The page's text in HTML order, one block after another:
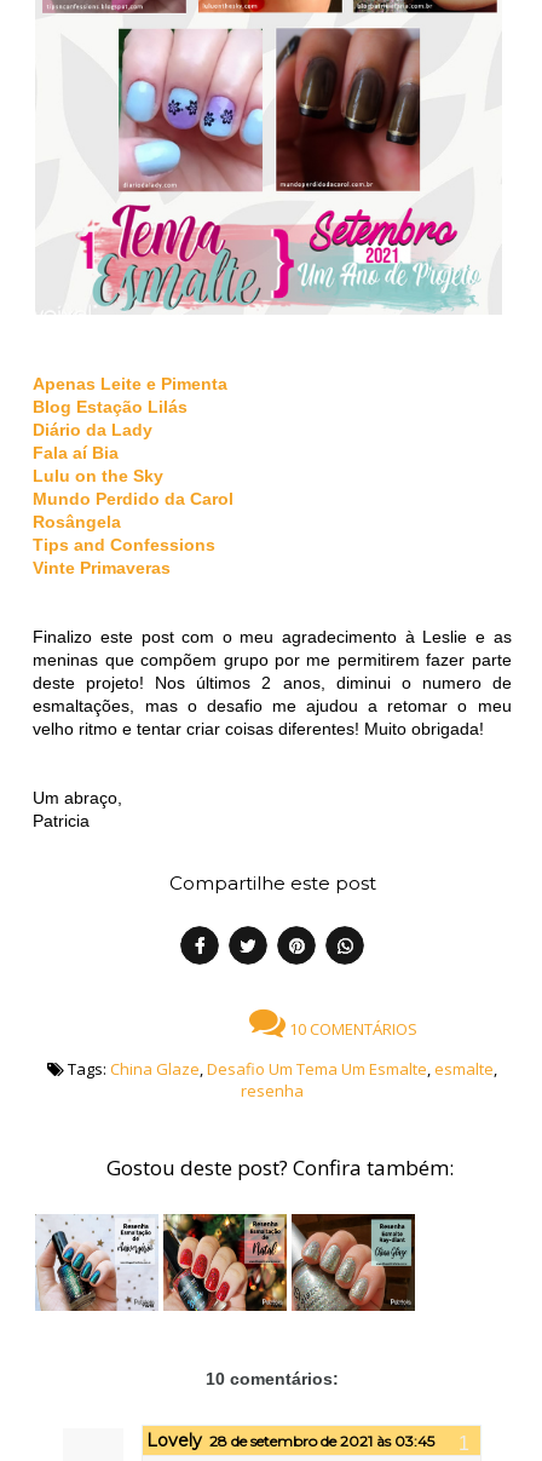
Apenas Leite e Pimenta
Blog Estação Lilás
Diário da Lady
Fala aí Bia
Lulu on the Sky
Mundo Perdido da Carol
Rosângela
Tips and Confessions
Vinte Primaveras
Finalizo este post com o meu agradecimento à Leslie e as
meninas que compõem grupo por me permitirem fazer parte
deste projeto! Nos últimos 2 anos, diminui o numero de
esmaltações, mas o desafio me ajudou a retomar o meu
velho ritmo e tentar criar coisas diferentes! Muito obrigada!
Um abraço,
Patricia
Compartilhe este post
10 COMENTÁRIOS
Tags: China Glaze,Desafio Um Tema Um Esmalte,esmalte,
resenha
Gostou deste post? Confira também:
10 comentários:
Lovely 28 de setembro de 2021 às 03:45